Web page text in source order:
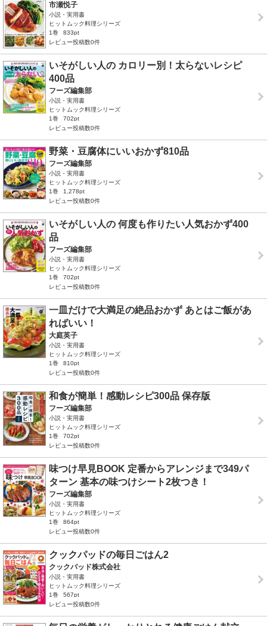
市瀬悦子
小説・実用書
ヒットムック料理シリーズ
1巻
833pt
レビュー投稿数0件
いそがしい人の カロリー別！太らないレシピ
400品
フーズ編集部
小説・実用書
ヒットムック料理シリーズ
1巻
702pt
レビュー投稿数0件
野菜・豆腐体にいいおかず810品
フーズ編集部
小説・実用書
ヒットムック料理シリーズ
1巻
1,278pt
レビュー投稿数0件
いそがしい人の 何度も作りたい人気おかず400
品
フーズ編集部
小説・実用書
ヒットムック料理シリーズ
1巻
702pt
レビュー投稿数0件
一皿だけで大満足の絶品おかず あとはご飯があ
ればいい！
大庭英子
小説・実用書
ヒットムック料理シリーズ
1巻
810pt
レビュー投稿数0件
和食が簡単！感動レシピ300品 保存版
フーズ編集部
小説・実用書
ヒットムック料理シリーズ
1巻
702pt
レビュー投稿数0件
味つけ早見BOOK 定番からアレンジまで349パ
ターン 基本の味つけシート2枚つき！
フーズ編集部
小説・実用書
ヒットムック料理シリーズ
1巻
864pt
レビュー投稿数0件
クックパッドの毎日ごはん2
クックパッド株式会社
小説・実用書
ヒットムック料理シリーズ
1巻
567pt
レビュー投稿数0件